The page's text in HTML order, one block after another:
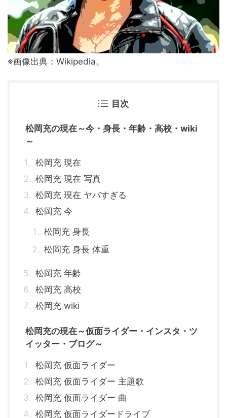
※画像出典：Wikipedia。
目次
松岡充の現在～今・身長・年齢・高校・wiki
～
松岡充 現在
松岡充 現在 写真
松岡充 現在 ヤバすぎる
松岡充 今
松岡充 身長
松岡充 身長 体重
松岡充 年齢
松岡充 高校
松岡充 wiki
松岡充の現在～仮面ライダー・インスタ・ツ
イッター・ブログ～
松岡充 仮面ライダー
松岡充 仮面ライダー 主題歌
松岡充 仮面ライダー 曲
松岡充 仮面ライダードライブ